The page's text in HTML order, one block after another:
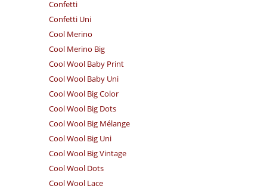
Confetti
Confetti Uni
Cool Merino
Cool Merino Big
Cool Wool Baby Print
Cool Wool Baby Uni
Cool Wool Big Color
Cool Wool Big Dots
Cool Wool Big Mélange
Cool Wool Big Uni
Cool Wool Big Vintage
Cool Wool Dots
Cool Wool Lace